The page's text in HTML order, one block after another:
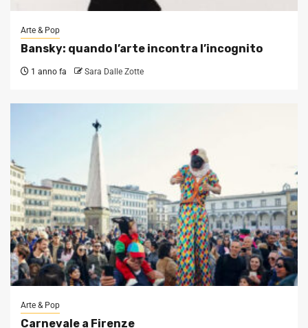
Arte & Pop
Bansky: quando l’arte incontra l’incognito
1 anno fa Sara Dalle Zotte
Arte & Pop
Carnevale a Firenze